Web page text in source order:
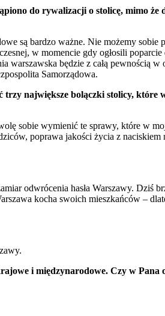
do rywalizacji o stolicę, mimo
są bardzo ważne. Nie możemy
w momencie gdy ogłosili
warszawska będzie z całą pewnością
Samorządowa.
największe bolączki stolicy, które
sobie wymienić te sprawy, które w
poprawa jakości życia z
odwrócenia hasła Warszawy. Dziś
kocha swoich mieszkańców –
i międzynarodowe. Czy w Pana